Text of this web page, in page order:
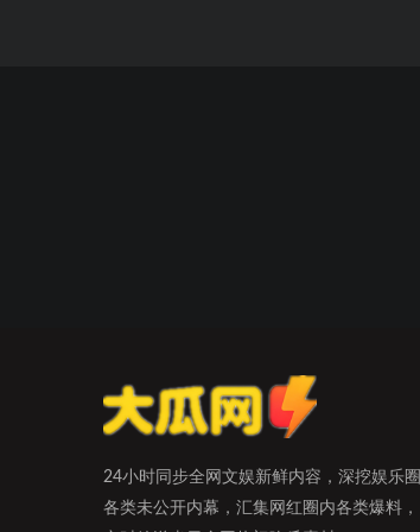
24小时同步全网文娱新鲜内容，深挖娱乐圈
各类未公开内幕，汇集网红圈内各类爆料，